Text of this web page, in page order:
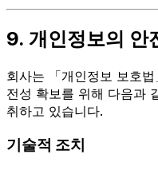
9. 개인정보의 안
회사는 「개인정보 보호
전성 확보를 위해 다음과
취하고 있습니다.
기술적 조치